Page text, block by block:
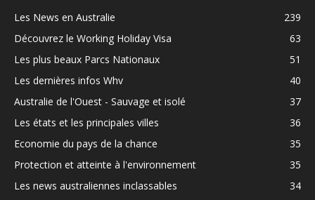
Les News en Australie
239
Découvrez le Working Holiday Visa
63
Les plus beaux Parcs Nationaux
51
Les dernières infos Whv
40
Australie de l'Ouest - Sauvage et isolé
37
Les états et les principales villes
36
Economie du pays de la chance
35
Protection et atteinte à l'environnement
35
Les news australiennes inclassables
34